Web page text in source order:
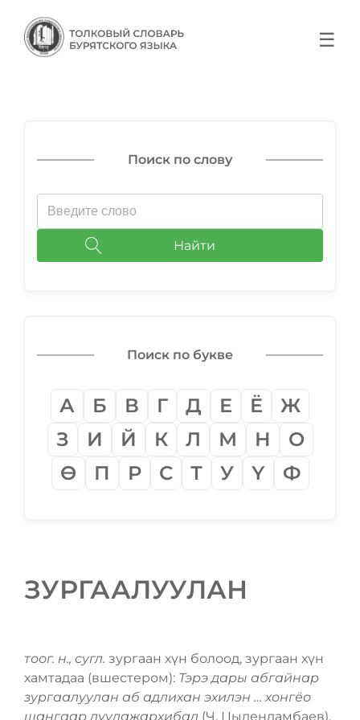
☰
Поиск по слову
Найти
Поиск по букве
А Б В Г Д Е Ё
Ж
З
И Й К Л М Н
О
Ѳ
П Р С Т У Ү Ф
ЗУРГААЛУУЛАН
тоог. н., сугл. зургаан хүн болоод, зургаан хүн
хамтадаа (вшестером): Тэрэ дары абгайнар
зургаалуулан аб адлихан эхилэн … хонгёо
шангаар дуулажархибад (Ч. Цыдендамбаев).